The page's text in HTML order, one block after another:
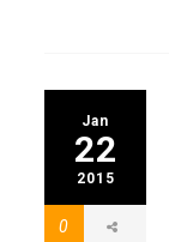
Jan
22
2015
0